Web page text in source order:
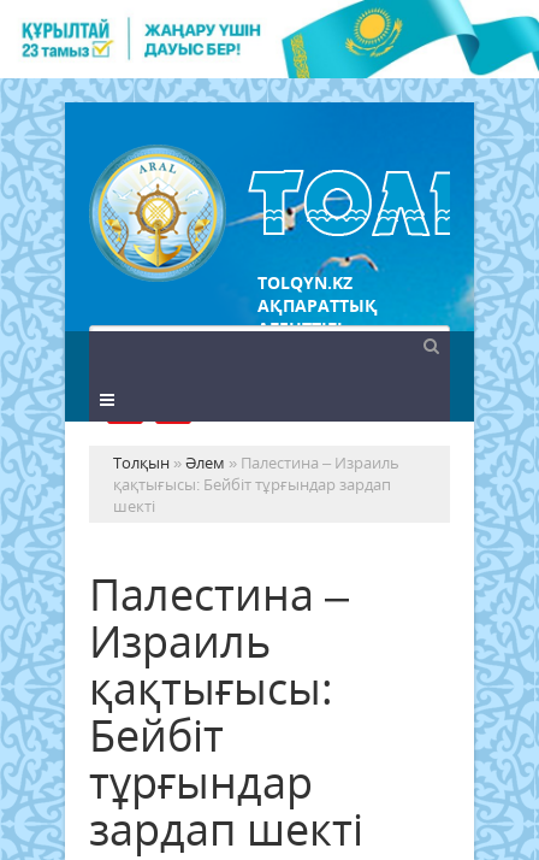
TOLQYN.KZ
АҚПАРАТТЫҚ
АГЕНТТІГІ
Толқын »Әлем » Палестина – Израиль
қақтығысы: Бейбіт тұрғындар зардап
шекті
Палестина –
Израиль
қақтығысы:
Бейбіт
тұрғындар
зардап шекті